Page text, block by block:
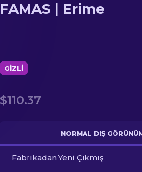
FAMAS | Erime
GIZLI
$110.37
NORMAL DIŞ
Fabrikadan Yeni Çıkmış